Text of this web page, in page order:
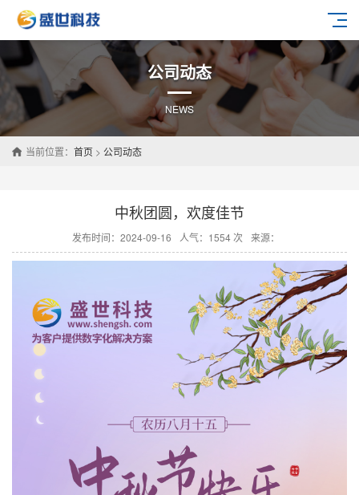
公司动态
NEWS
当前位置： 首页 > 公司动态
中秋团圆，欢度佳节
发布时间：2024-09-16 人气：1554 次 来源：